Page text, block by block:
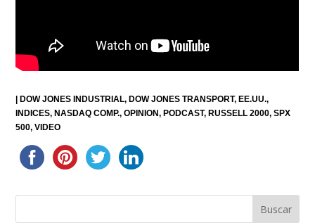
DOW JONES INDUSTRIAL DOW JONES TRANSPORT EE.UU.
INDICES NASDAQ COMP. OPINION PODCAST RUSSELL 2000 SPX
500 VIDEO